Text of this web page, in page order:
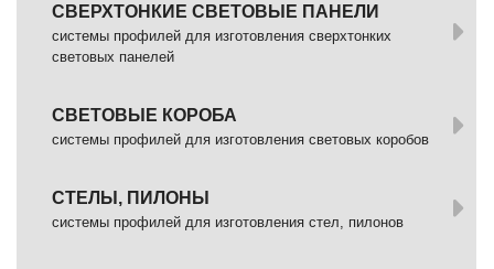
СВЕРХТОНКИЕ СВЕТОВЫЕ ПАНЕЛИ
системы профилей для изготовления сверхтонких
световых панелей
СВЕТОВЫЕ КОРОБА
системы профилей для изготовления световых коробов
СТЕЛЫ, ПИЛОНЫ
системы профилей для изготовления стел, пилонов